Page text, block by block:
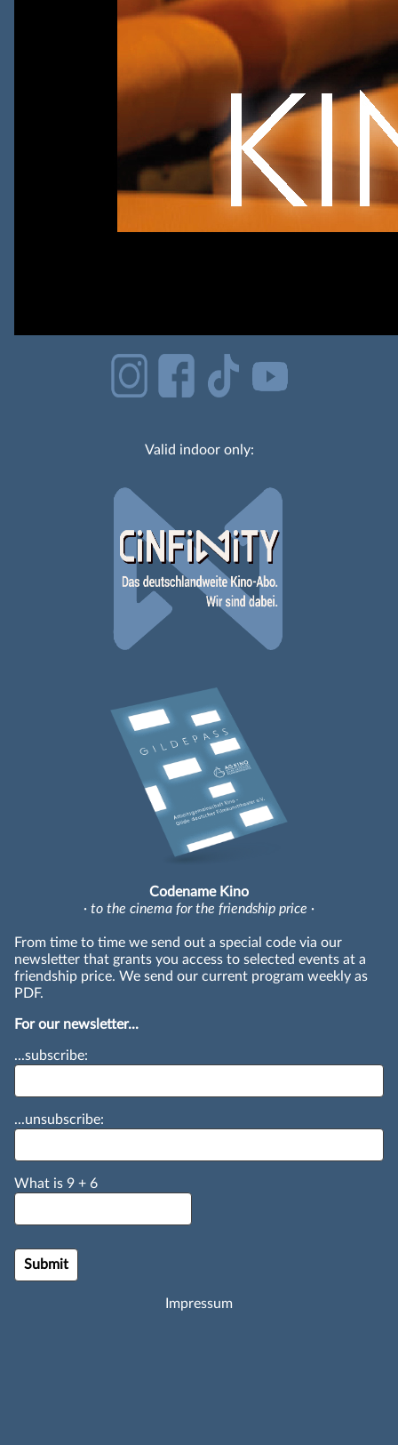
Valid indoor only:
Codename Kino
· to the cinema for the friendship price ·
From time to time we send out a special code via our
newsletter that grants you access to selected events at a
friendship price. We send our current program weekly as
PDF.
For our newsletter...
...subscribe:
...unsubscribe:
What is 9 + 6
Impressum